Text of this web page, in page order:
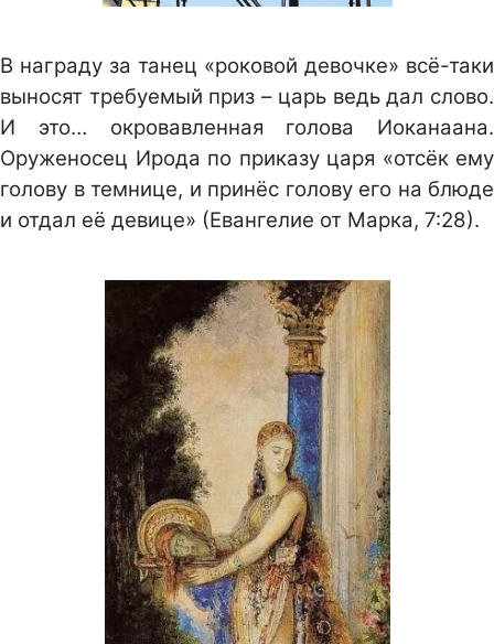
В награду за танец «роковой девочке» всё-таки
выносят требуемый приз – царь ведь дал слово.
И это… окровавленная голова Иоканаана.
Оруженосец Ирода по приказу царя «отсёк ему
голову в темнице, и принёс голову его на блюде
и отдал её девице» (Евангелие от Марка, 7:28).